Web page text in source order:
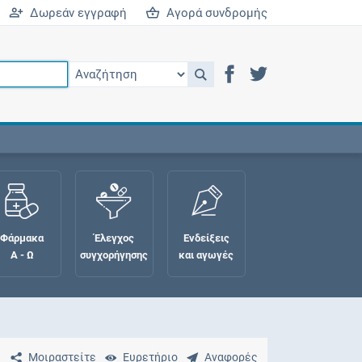
Δωρεάν εγγραφή Αγορά συνδρομής
Φάρμακα
Α - Ω
Έλεγχος
συγχορήγησης
Ενδείξεις
και αγωγές
Μοιραστείτε Ευρετήριο Αναφορές